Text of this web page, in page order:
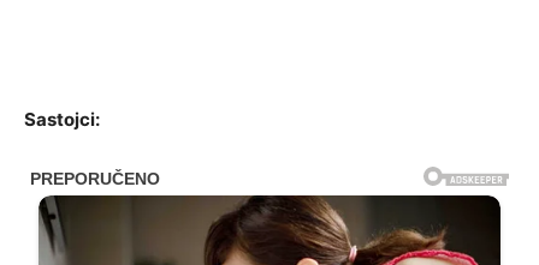
Sastojci: